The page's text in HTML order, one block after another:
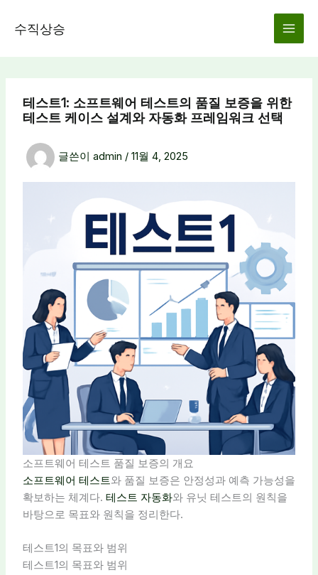
수직상승
테스트1: 소프트웨어 테스트의 품질 보증을 위한
테스트 케이스 설계와 자동화 프레임워크 선택
글쓴이 admin / 11월 4, 2025
소프트웨어 테스트 품질 보증의 개요
소프트웨어 테스트와 품질 보증은 안정성과 예측 가능성을
확보하는 체계다. 테스트 자동화와 유닛 테스트의 원칙을
바탕으로 목표와 원칙을 정리한다.
테스트1의 목표와 범위
테스트1의 목표와 범위